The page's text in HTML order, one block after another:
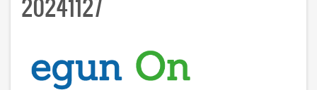
20241127